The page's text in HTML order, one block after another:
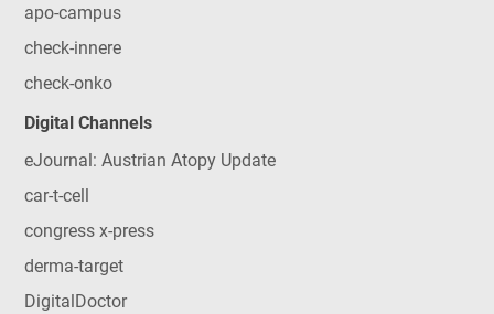
apo-campus
check-innere
check-onko
Digital Channels
eJournal: Austrian Atopy Update
car-t-cell
congress x-press
derma-target
DigitalDoctor